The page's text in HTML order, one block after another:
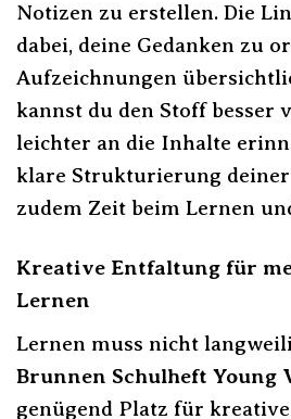
Notizen zu erstellen. Die
dabei, deine Gedanken zu
Aufzeichnungen
kannst du den Stoff besser
leichter an die Inhalte
klare Strukturierung
zudem Zeit beim Lernen
Kreative Entfaltung für
Lernen
Lernen muss nicht
Brunnen Schulheft Young
genügend Platz für